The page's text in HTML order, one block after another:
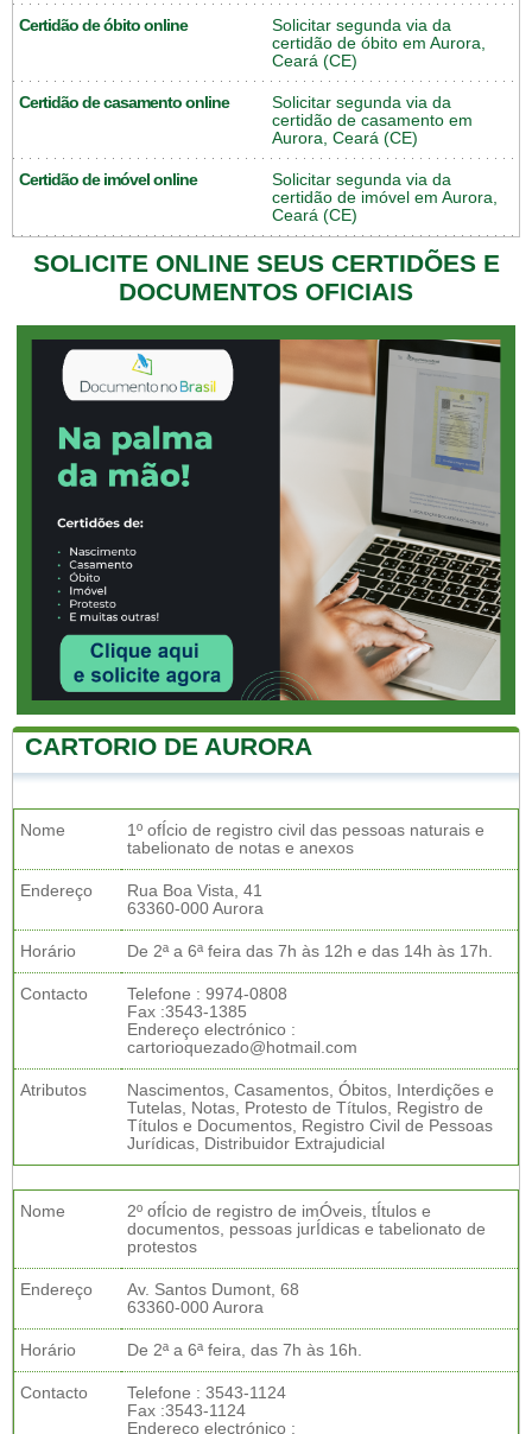
Certidão de óbito online
Solicitar segunda via da
certidão de óbito em Aurora,
Ceará (CE)
Certidão de casamento online
Solicitar segunda via da
certidão de casamento em
Aurora, Ceará (CE)
Certidão de imóvel online
Solicitar segunda via da
certidão de imóvel em Aurora,
Ceará (CE)
SOLICITE ONLINE SEUS CERTIDÕES E
DOCUMENTOS OFICIAIS
CARTORIO DE AURORA
Nome
1º ofÍcio de registro civil das pessoas naturais e
tabelionato de notas e anexos
Endereço
Rua Boa Vista, 41
63360-000 Aurora
Horário De 2ª a 6ª feira das 7h às 12h e das 14h às 17h.
Contacto
Telefone : 9974-0808
Fax :3543-1385
Endereço electrónico :
cartorioquezado@hotmail.com
Atributos
Nascimentos, Casamentos, Óbitos, Interdições e
Tutelas, Notas, Protesto de Títulos, Registro de
Títulos e Documentos, Registro Civil de Pessoas
Jurídicas, Distribuidor Extrajudicial
Nome
2º ofÍcio de registro de imÓveis, tÍtulos e
documentos, pessoas jurÍdicas e tabelionato de
protestos
Endereço
Av. Santos Dumont, 68
63360-000 Aurora
Horário De 2ª a 6ª feira, das 7h às 16h.
Contacto
Telefone : 3543-1124
Fax :3543-1124
Endereço electrónico :